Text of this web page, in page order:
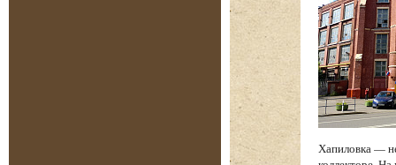
Хапиловка —